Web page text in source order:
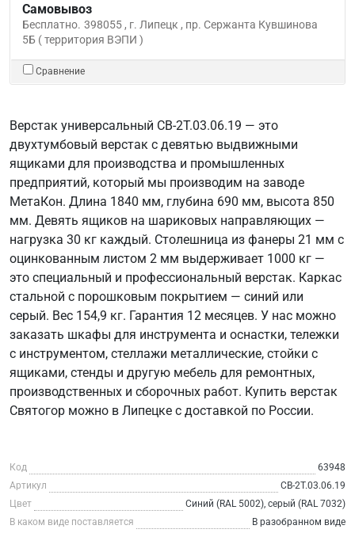
Самовывоз
Бесплатно. 398055 , г. Липецк , пр. Сержанта Кувшинова
5Б ( территория ВЭПИ )
Сравнение
Верстак универсальный СВ-2Т.03.06.19 — это
двухтумбовый верстак с девятью выдвижными
ящиками для производства и промышленных
предприятий, который мы производим на заводе
МетаКон. Длина 1840 мм, глубина 690 мм, высота 850
мм. Девять ящиков на шариковых направляющих —
нагрузка 30 кг каждый. Столешница из фанеры 21 мм с
оцинкованным листом 2 мм выдерживает 1000 кг —
это специальный и профессиональный верстак. Каркас
стальной с порошковым покрытием — синий или
серый. Вес 154,9 кг. Гарантия 12 месяцев. У нас можно
заказать шкафы для инструмента и оснастки, тележки
с инструментом, стеллажи металлические, стойки с
ящиками, стенды и другую мебель для ремонтных,
производственных и сборочных работ. Купить верстак
Святогор можно в Липецке с доставкой по России.
Код
63948
Артикул
СВ-2Т.03.06.19
Цвет
Синий (RAL 5002), серый (RAL 7032)
В каком виде поставляется
В разобранном виде